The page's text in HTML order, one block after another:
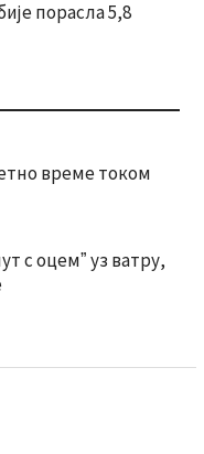
порасла 5,8
време током
с оцемˮ уз ватру,